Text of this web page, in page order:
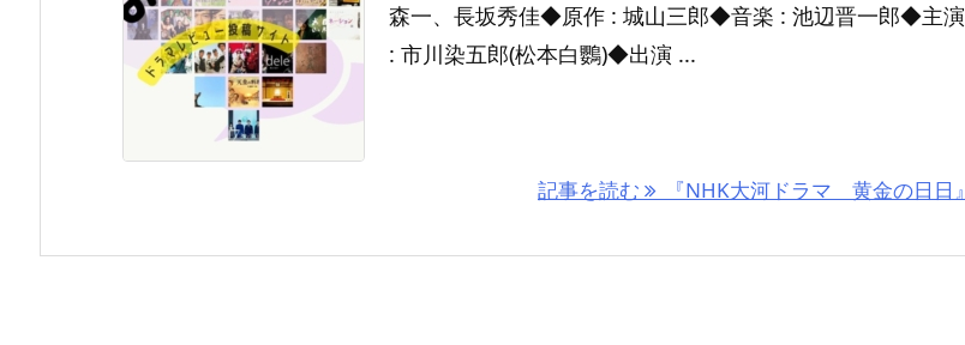
森一、長坂秀佳◆原作 : 城山三郎◆音楽 : 池辺晋一郎◆主演
: 市川染五郎(松本白鸚)◆出演 ...
記事を読む 『NHK大河ドラマ 黄金の日日』